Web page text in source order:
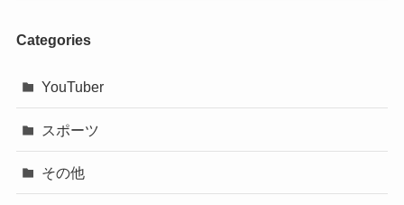
Categories
YouTuber
スポーツ
その他